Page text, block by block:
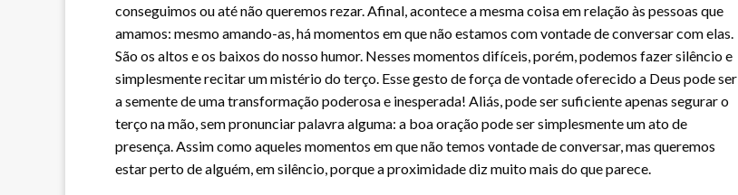
conseguimos ou até não queremos rezar. Afinal, acontece a mesma coisa em relação às pessoas que
amamos: mesmo amando-as, há momentos em que não estamos com vontade de conversar com elas.
São os altos e os baixos do nosso humor. Nesses momentos difíceis, porém, podemos fazer silêncio e
simplesmente recitar um mistério do terço. Esse gesto de força de vontade oferecido a Deus pode ser
a semente de uma transformação poderosa e inesperada! Aliás, pode ser suficiente apenas segurar o
terço na mão, sem pronunciar palavra alguma: a boa oração pode ser simplesmente um ato de
presença. Assim como aqueles momentos em que não temos vontade de conversar, mas queremos
estar perto de alguém, em silêncio, porque a proximidade diz muito mais do que parece.